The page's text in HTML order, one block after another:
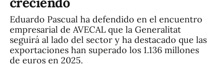
Eduardo Pascual ha defendido en el encuentro
empresarial de AVECAL que la Generalitat
seguirá al lado del sector y ha destacado que las
exportaciones han superado los 1.136 millones
de euros en 2025.